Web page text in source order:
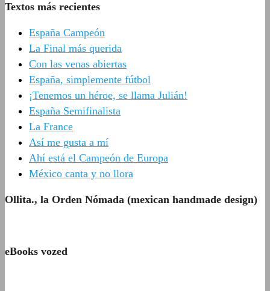
Textos más recientes
España Campeón
La Final más querida
Con las venas abiertas
España, simplemente fútbol
¡Tenemos un héroe, se llama Julián!
España Semifinalista
La France
Así me gusta a mí
Ahí está el Campeón de Europa
México canta y no llora
Ollita., la Orden Nómada (mexican handmade design)
eBooks vozed